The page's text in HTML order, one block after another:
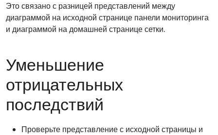
Это связано с разницей представлений между
диаграммой на исходной странице панели мониторинга
и диаграммой на домашней странице сетки.
Уменьшение
отрицательных
последствий
Проверьте представление с исходной страницы и